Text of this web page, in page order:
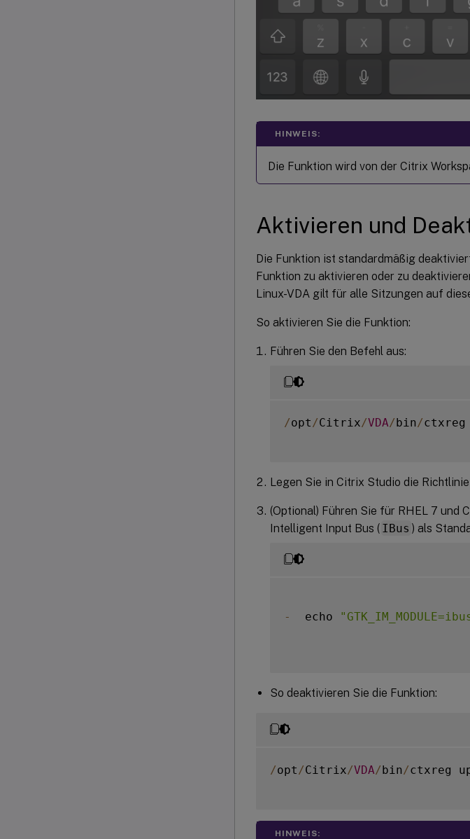
HINWEIS:
Die Funktion wird von der Citrix
Aktivieren und
Die Funktion ist standardmäßig
Funktion zu aktivieren oder zu
Linux-VDA gilt für alle Sitzungen auf
So aktivieren Sie die Funktion:
Führen Sie den Befehl aus:
/opt/Citrix/VDA/bin/ctxreg
Legen Sie in Citrix Studio die Richtlinie
(Optional) Führen Sie für RHEL 7 und
Intelligent Input Bus ( IBus ) als
-
  echo
So deaktivieren Sie die Funktion:
/opt/Citrix/VDA/bin/ctxreg
HINWEIS: